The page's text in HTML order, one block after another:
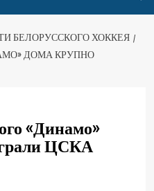
БЕЛОРУССКОГО ХОККЕЯ
ДОМА КРУПНО
«Динамо»
ЦСКА